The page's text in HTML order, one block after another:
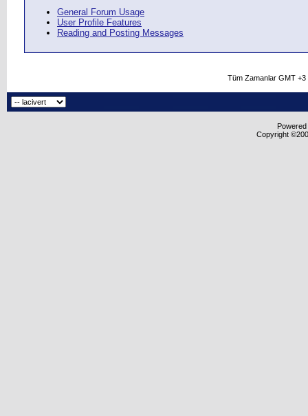
General Forum Usage
User Profile Features
Reading and Posting Messages
Tüm Zamanlar GMT
Copyright